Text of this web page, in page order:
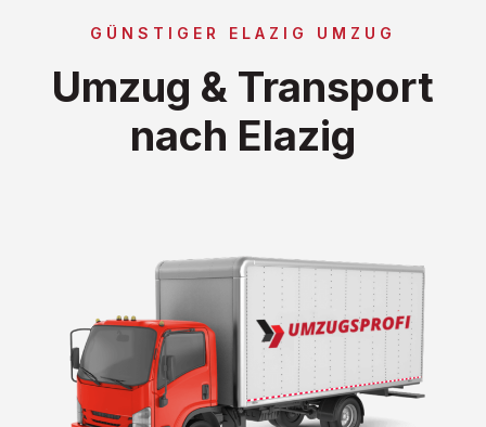
GÜNSTIGER ELAZIG UMZUG
Umzug & Transport
nach Elazig